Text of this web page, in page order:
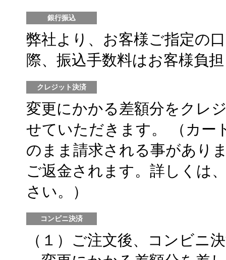
銀行振込
弊社より、お客様ご指定の
際、振込手数料はお客様負
クレジット決済
変更にかかる差額分をクレ
せていただきます。 （カー
のまま請求される事があり
ご返金されます。詳しくは
さい。）
コンビニ決済
（１）ご注文後、コンビニ